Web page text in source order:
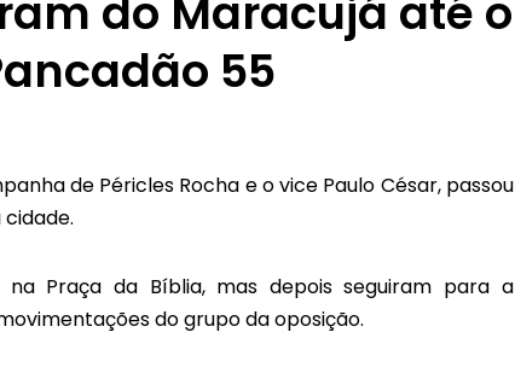
do Maracujá até o
55
de Péricles Rocha e o vice Paulo César, passou
Praça da Bíblia, mas depois seguiram para a
do grupo da oposição.